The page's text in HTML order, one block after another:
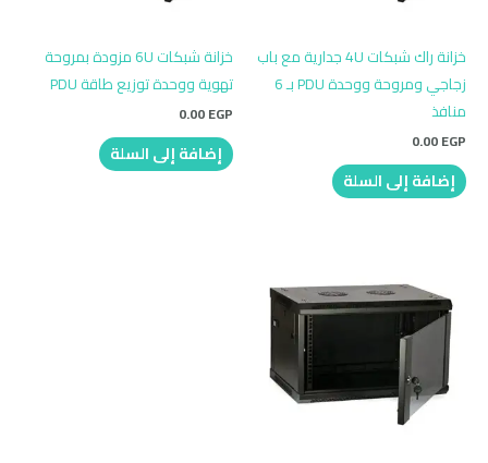
خزانة راك شبكات 4U جدارية مع باب
زجاجي ومروحة ووحدة PDU بـ 6
منافذ
0.00EGP
إضافة إلى السلة
خزانة شبكات 6U مزودة بمروحة
تهوية ووحدة توزيع طاقة PDU
0.00EGP
إضافة إلى السلة